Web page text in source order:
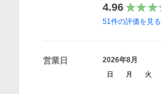
4.96
51件の評価を見る
営業日 2026年8月
日 月 火